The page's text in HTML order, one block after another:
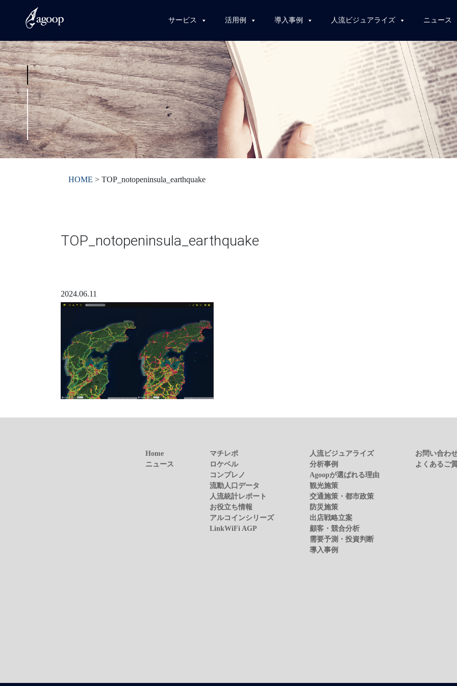
サービス 活用例 導入事例 人流ビジュアライズ ニュース
HOME >TOP_notopeninsula_earthquake
TOP_notopeninsula_earthquake
2024.06.11
Home
ニュース
マチレポ
ロケベル
コンプレノ
流動人口データ
人流統計レポート
お役立ち情報
アルコインシリーズ
LinkWiFi AGP
人流ビジュアライズ
分析事例
Agoopが選ばれる理由
観光施策
交通施策・都市政策
防災施策
出店戦略立案
顧客・競合分析
需要予測・投資判断
導入事例
お問い合わ
よくあるご